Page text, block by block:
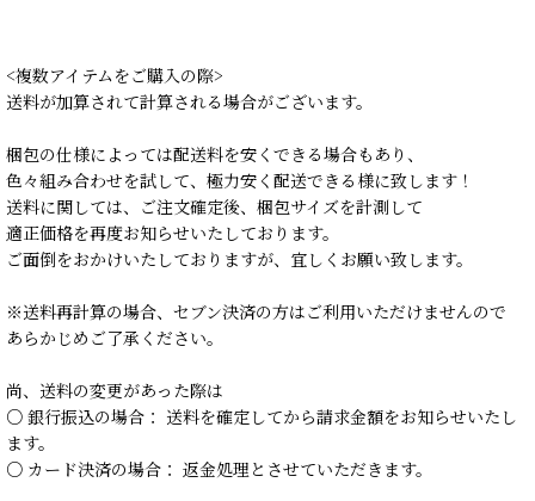
<複数アイテムをご購入の際>
送料が加算されて計算される場合がございます。
梱包の仕様によっては配送料を安くできる場合もあり、
色々組み合わせを試して、極力安く配送できる様に致します！
送料に関しては、ご注文確定後、梱包サイズを計測して
適正価格を再度お知らせいたしております。
ご面倒をおかけいたしておりますが、宜しくお願い致します。
※送料再計算の場合、セブン決済の方はご利用いただけませんので
あらかじめご了承ください。
尚、送料の変更があった際は
○ 銀行振込の場合： 送料を確定してから請求金額をお知らせいたし
ます。
○ カード決済の場合： 返金処理とさせていただきます。